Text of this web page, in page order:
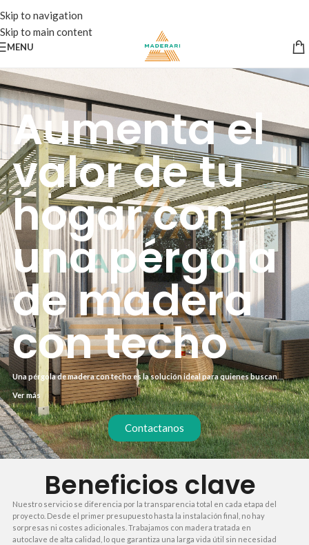
Skip to navigation
Skip to main content
MENU
Aumenta el
valor de tu
hogar con
una pérgola
de madera
con techo
Una pérgola de madera con techo es la solución ideal para quienes buscan
ampliar su espacio exterior sin obras complejas. Ya sea en una terraza, jardín o
zona comercial, esta estructura proporciona sombra y protección frente al sol
y la lluvia. Además, su diseño se adapta a cualquier estilo arquitectónico,
añadiendo valor estético y funcional a la propiedad.
Ver más
Contactanos
Beneficios clave
Nuestro servicio se diferencia por la transparencia total en cada etapa del
proyecto. Desde el primer presupuesto hasta la instalación final, no hay
sorpresas ni costes adicionales. Trabajamos con madera tratada en
autoclave de alta calidad, lo que garantiza una larga vida útil sin necesidad